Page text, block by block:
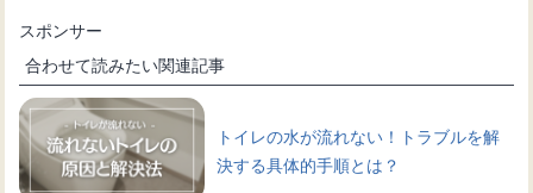
スポンサー
合わせて読みたい関連記事
トイレの水が流れない！トラブルを解
決する具体的手順とは？